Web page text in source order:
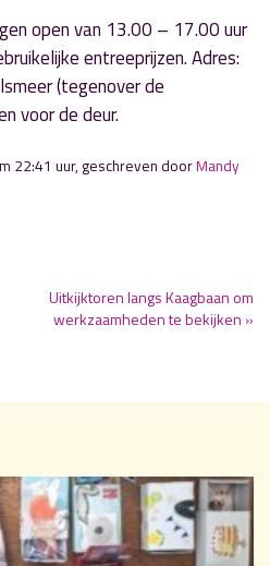
open van 13.00 – 17.00 uur
entreeprijzen. Adres:
(tegenover de
voor de deur.
22:41 uur, geschreven doorMandy
Uitkijktoren langs Kaagbaan om
werkzaamheden te bekijken »